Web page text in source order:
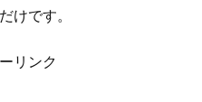
けです。
リンク